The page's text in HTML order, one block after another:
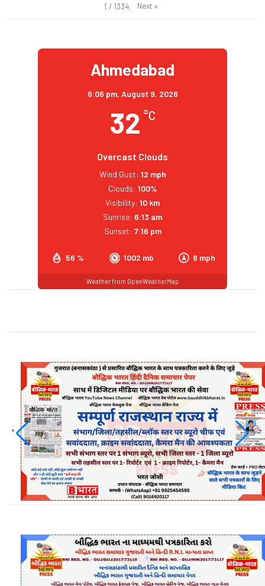
1 / 1334 Next »
Ahmedabad
6:06 pm, August 9, 2026
32 °C
Overcast Clouds
56 % 1002 mb 8 mph
Wind Gust: 12 mph
Clouds: 100%
Visibility: 10 km
Sunrise: 6:13 am
Sunset: 7:16 pm
Weather from OpenWeatherMap